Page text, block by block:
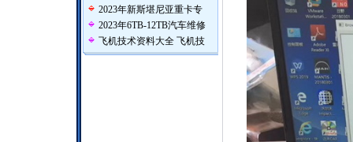
2023年新斯堪尼亚重卡专
2023年6TB-12TB汽车维修
飞机技术资料大全 飞机技